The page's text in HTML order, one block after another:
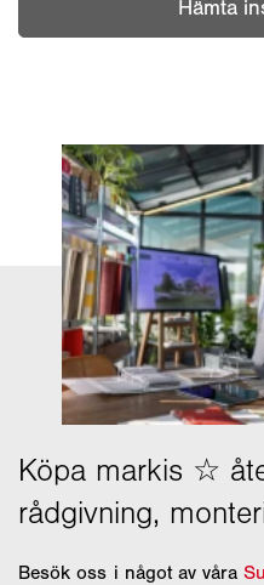
Besök oss i något av våra